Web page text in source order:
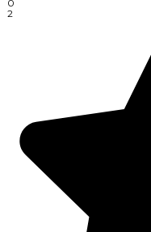
0
2